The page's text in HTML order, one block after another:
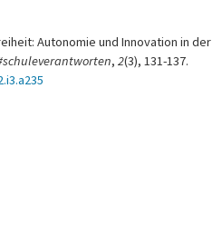
Autonomie und Innovation in der
, 2(3), 131-137.